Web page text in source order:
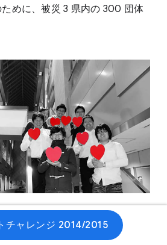
めに、被災 3 県内の 300 団体
チャレンジ 2014/2015